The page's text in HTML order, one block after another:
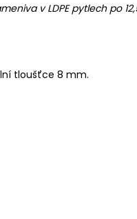
v LDPE pytlech po
tloušťce 8 mm.